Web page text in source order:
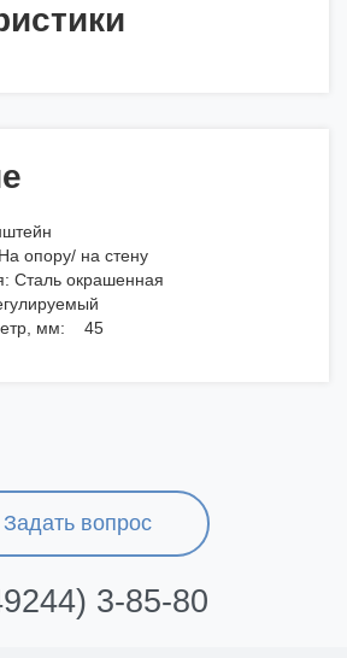
опору/ на стену
Сталь окрашенная
мм: 45
Задать вопрос
3-85-80